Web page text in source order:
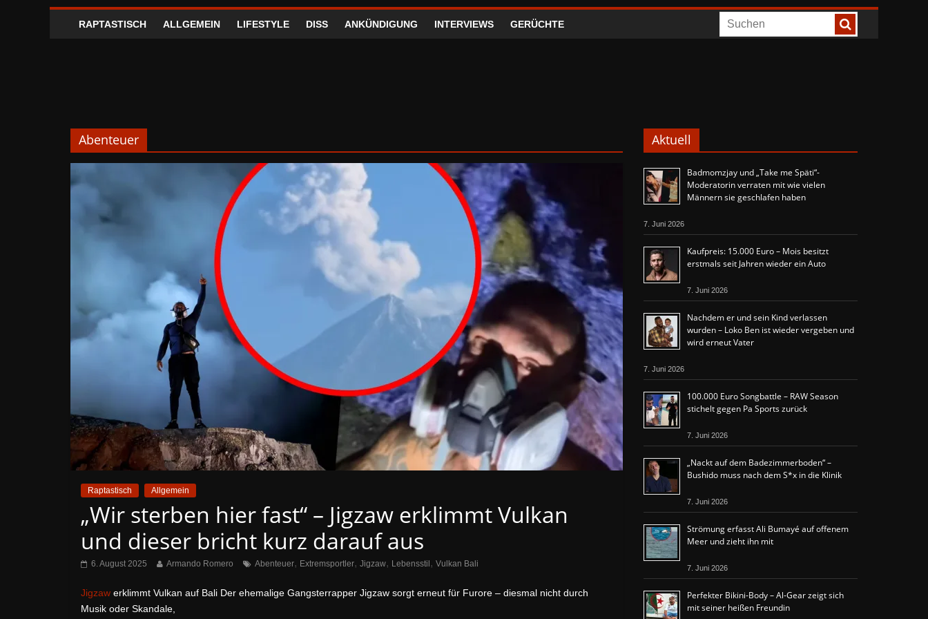
RAPTASTISCH ALLGEMEIN LIFESTYLE DISS ANKÜNDIGUNG INTERVIEWS GERÜCHTE
Abenteuer
Raptastisch Allgemein
„Wir sterben hier fast“ – Jigzaw erklimmt Vulkan
und dieser bricht kurz darauf aus
6. August 2025 Armando Romero Abenteuer, Extremsportler, Jigzaw, Lebensstil , Vulkan Bali
Jigzaw erklimmt Vulkan auf Bali Der ehemalige Gangsterrapper Jigzaw sorgt erneut für Furore – diesmal nicht durch
Musik oder Skandale,
Aktuell
Badmomzjay und „Take me Späti“-
Moderatorin verraten mit wie vielen
Männern sie geschlafen haben
7. Juni 2026
Kaufpreis: 15.000 Euro – Mois besitzt
erstmals seit Jahren wieder ein Auto
7. Juni 2026
Nachdem er und sein Kind verlassen
wurden – Loko Ben ist wieder vergeben und
wird erneut Vater
7. Juni 2026
100.000 Euro Songbattle – RAW Season
stichelt gegen Pa Sports zurück
7. Juni 2026
„Nackt auf dem Badezimmerboden“ –
Bushido muss nach dem S*x in die Klinik
7. Juni 2026
Strömung erfasst Ali Bumayé auf offenem
Meer und zieht ihn mit
7. Juni 2026
Perfekter Bikini-Body – Al-Gear zeigt sich
mit seiner heißen Freundin